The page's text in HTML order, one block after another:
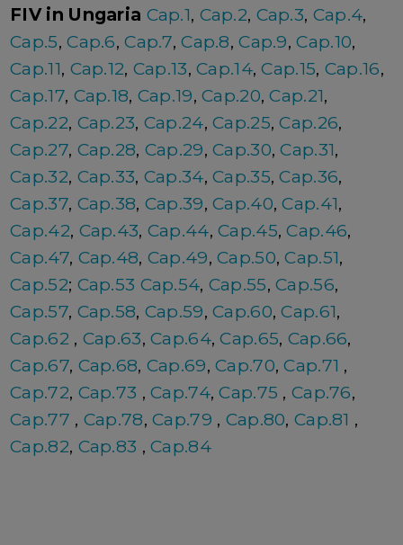
FIV in Ungaria Cap.1, Cap.2, Cap.3, Cap.4,
Cap.5,Cap.6,Cap.7,Cap.8,Cap.9,Cap.10,
Cap.11, Cap.12, Cap.13,Cap.14,Cap.15, Cap.16,
Cap.17, Cap.18, Cap.19,Cap.20,Cap.21,
Cap.22, Cap.23, Cap.24,Cap.25,Cap.26,
Cap.27, Cap.28, Cap.29,Cap.30,Cap.31,
Cap.32, Cap.33, Cap.34,Cap.35,Cap.36,
Cap.37, Cap.38, Cap.39,Cap.40,Cap.41,
Cap.42, Cap.43, Cap.44,Cap.45,Cap.46,
Cap.47, Cap.48, Cap.49,Cap.50,Cap.51,
Cap.52; Cap.53 Cap.54, Cap.55,Cap.56,
Cap.57, Cap.58, Cap.59,Cap.60,Cap.61,
Cap.62 , Cap.63,Cap.64,Cap.65, Cap.66,
Cap.67, Cap.68, Cap.69,Cap.70,Cap.71 ,
Cap.72, Cap.73 ,Cap.74,Cap.75 ,Cap.76,
Cap.77 , Cap.78,Cap.79 , Cap.80,Cap.81 ,
Cap.82, Cap.83 ,Cap.84